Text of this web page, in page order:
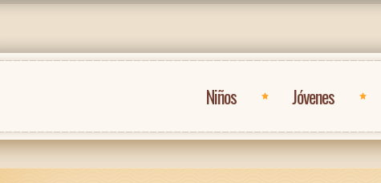
Niños Jóvenes